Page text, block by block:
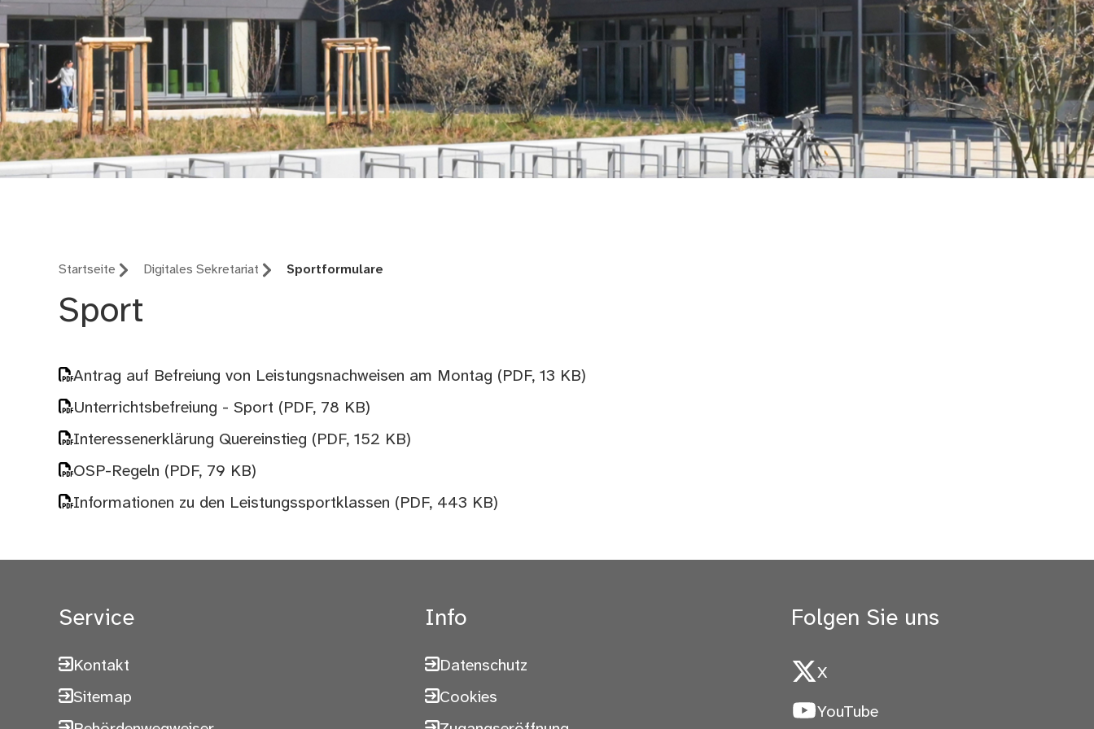
Startseite Digitales Sekretariat Sportformulare
Sport
Antrag auf Befreiung von Leistungsnachweisen am Montag (PDF, 13 KB)
Unterrichtsbefreiung - Sport (PDF, 78 KB)
Interessenerklärung Quereinstieg (PDF, 152 KB)
OSP-Regeln (PDF, 79 KB)
Informationen zu den Leistungssportklassen (PDF, 443 KB)
Service
Kontakt
Sitemap
Info
Datenschutz
Cookies
Folgen Sie uns
X
YouTube